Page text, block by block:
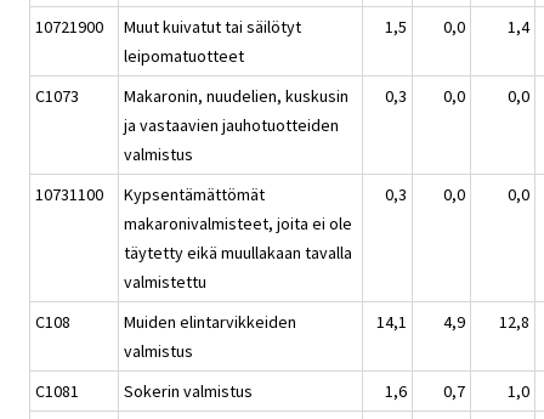
10721900
Muut kuivatut tai säilötyt
leipomatuotteet
1,5 0,0 1,4
C1073
Makaronin, nuudelien, kuskusin
ja vastaavien jauhotuotteiden
valmistus
0,3 0,0 0,0
10731100
Kypsentämättömät
makaronivalmisteet, joita ei ole
täytetty eikä muullakaan tavalla
valmistettu
0,3 0,0 0,0
C108
Muiden elintarvikkeiden
valmistus
14,1 4,9 12,8
C1081 Sokerin valmistus 1,6 0,7
1,0